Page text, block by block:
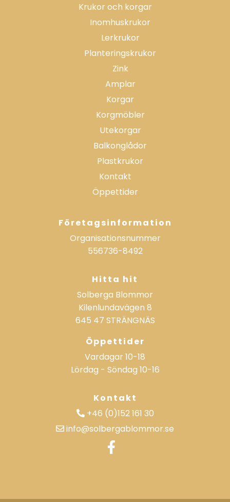
Krukor och korgar
Inomhuskrukor
Lerkrukor
Planteringskrukor
Zink
Amplar
Korgar
Korgmöbler
Utekorgar
Balkonglådor
Plastkrukor
Kontakt
Öppettider
Företagsinformation
Organisationsnummer
556736-8492
Hitta hit
Solberga Blommor
Kilenlundavägen 8
645 47 STRÄNGNÄS
Öppettider
Vardagar 10-18
Lördag - Söndag 10-16
Kontakt
+46 (0)152 161 30
info@solbergablommor.se